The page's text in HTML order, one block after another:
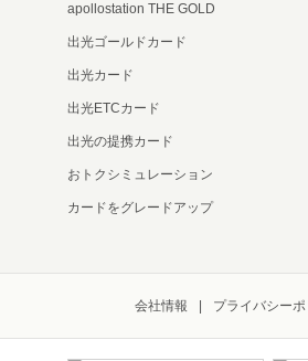
apollostation THE GOLD
出光ゴールドカード
出光カード
出光ETCカード
出光の提携カード
おトクシミュレーション
カードをグレードアップ
会社情報 プライバシー